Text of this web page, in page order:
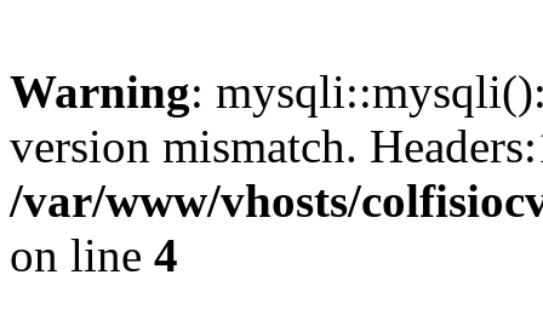
Warning:
version mismatch.
/var/www/vhosts/
on line 4